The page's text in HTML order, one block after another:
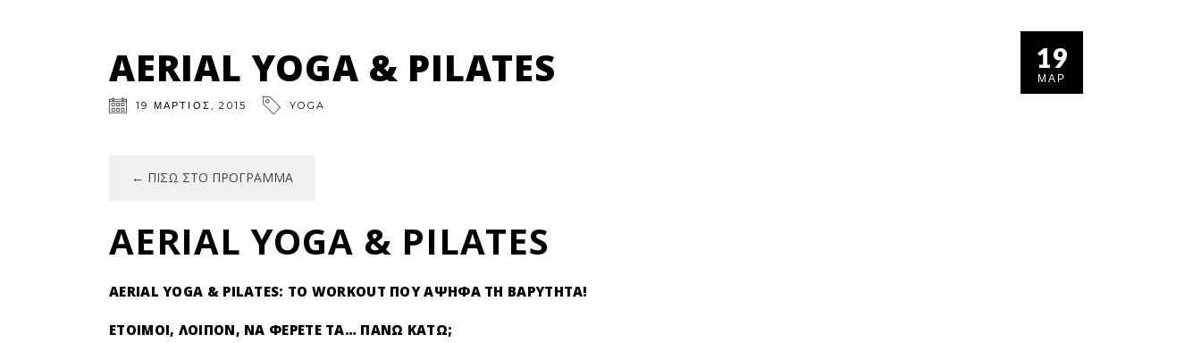
19
ΜΑΡ
AERIAL YOGA & PILATES
19 ΜΆΡΤΙΟΣ,2015 YOGA
← ΠΊΣΩ ΣΤΟ ΠΡΌΓΡΑΜΜΑ
AERIAL YOGA & PILATES
AERIAL YOGA & PILATES: TO WORKOUT ΠΟΥ ΑΨΗΦΆ ΤΗ ΒΑΡΎΤΗΤΑ!
ΈΤΟΙΜΟΙ, ΛΟΙΠΌΝ, ΝΑ ΦΈΡΕΤΕ ΤΑ… ΠΆΝΩ ΚΆΤΩ;